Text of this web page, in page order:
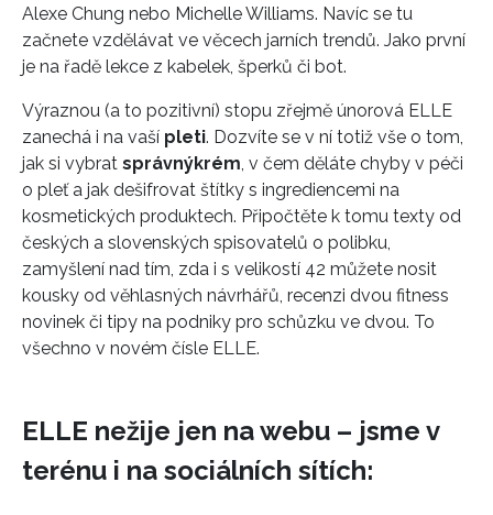
Alexe Chung nebo Michelle Williams. Navíc se tu
začnete vzdělávat ve věcech jarních trendů. Jako první
je na řadě lekce z kabelek, šperků či bot.
Výraznou (a to pozitivní) stopu zřejmě únorová ELLE
zanechá i na vaší pleti. Dozvíte se v ní totiž vše o tom,
jak si vybrat správnýkrém, v čem děláte chyby v péči
o pleť a jak dešifrovat štítky s ingrediencemi na
kosmetických produktech. Připočtěte k tomu texty od
českých a slovenských spisovatelů o polibku,
zamyšlení nad tím, zda i s velikostí 42 můžete nosit
kousky od věhlasných návrhářů, recenzi dvou fitness
novinek či tipy na podniky pro schůzku ve dvou. To
všechno v novém čísle ELLE.
ELLE nežije jen na webu – jsme v
terénu i na sociálních sítích: